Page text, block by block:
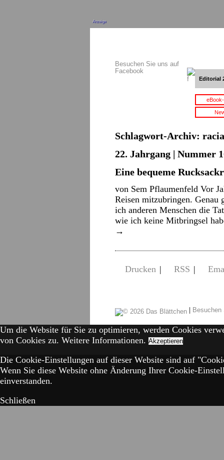
Anzeige
Besuchen Sie uns auf
Facebook
Editorial
Schlagwort-Archiv:
22. Jahrgang | Nummer
Eine bequeme
von Sem Pflaumenfeld Vor
Reisen mitzubringen. Genau
ich anderen Menschen die
wie ich keine Mitbringsel
→
Drucken | RSS |
|
Um die Website für Sie zu optimieren, werden Cookies
von Cookies zu. Weitere Informationen. Akzeptieren
Die Cookie-Einstellungen auf dieser Website sind auf
Wenn Sie diese Website ohne Änderung Ihrer Cookie-
einverstanden.
Schließen